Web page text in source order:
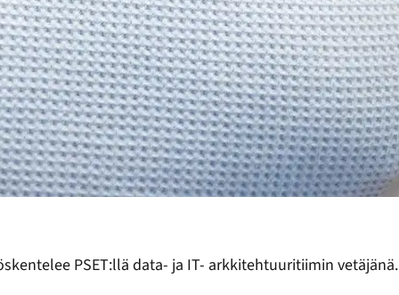
PSET:llä data- ja IT- arkkitehtuuritiimin vetäjänä.